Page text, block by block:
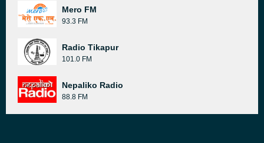
Mero FM
93.3 FM
Radio Tikapur
101.0 FM
Nepaliko Radio
88.8 FM